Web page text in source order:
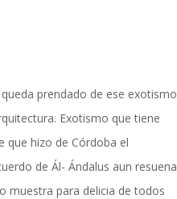
prendado de ese exotismo
Exotismo que tiene
que hizo de Córdoba el
de Ál- Ándalus aun resuena
muestra para delicia de todos